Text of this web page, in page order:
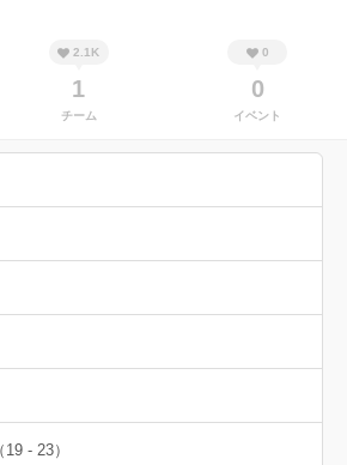
2.1K
1
チーム
0
0
イベント
- 23）